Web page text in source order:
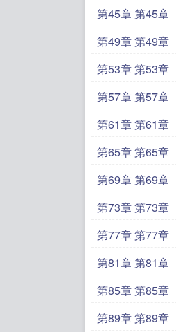
第45章 第45章
第49章 第49章
第53章 第53章
第57章 第57章
第61章 第61章
第65章 第65章
第69章 第69章
第73章 第73章
第77章 第77章
第81章 第81章
第85章 第85章
第89章 第89章